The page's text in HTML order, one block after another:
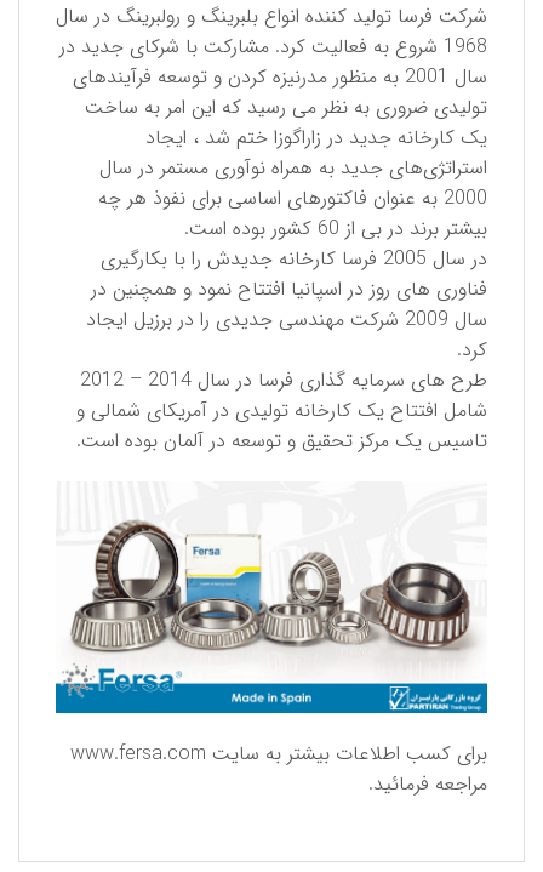
شرکت فرسا تولید کننده انواع بلبرینگ و رولبرینگ در سال
1968 شروع به فعالیت کرد. مشارکت با شرکای جدید در
سال 2001 به منظور مدرنیزه کردن و توسعه فرآیندهای
تولیدی ضروری به نظر می رسید که این امر به ساخت
یک کارخانه جدید در زاراگوزا ختم شد ، ایجاد
استراتژی‌های جدید به همراه نوآوری مستمر در سال
2000 به عنوان فاکتورهای اساسی برای نفوذ هر چه
بیشتر برند در بی از 60 کشور بوده است.
در سال 2005 فرسا کارخانه جدیدش را با بکارگیری
فناوری های روز در اسپانیا افتتاح نمود و همچنین در
سال 2009 شركت مهندسی جدیدی را در برزیل ایجاد
کرد.
طرح های سرمایه گذاری فرسا در سال 2014 – 2012
شامل افتتاح یک کارخانه تولیدی در آمریکای شمالی و
تاسیس یک مرکز تحقیق و توسعه در آلمان بوده است.
برای كسب اطلاعات بیشتر به سایت www.fersa.com
مراجعه فرمائید.